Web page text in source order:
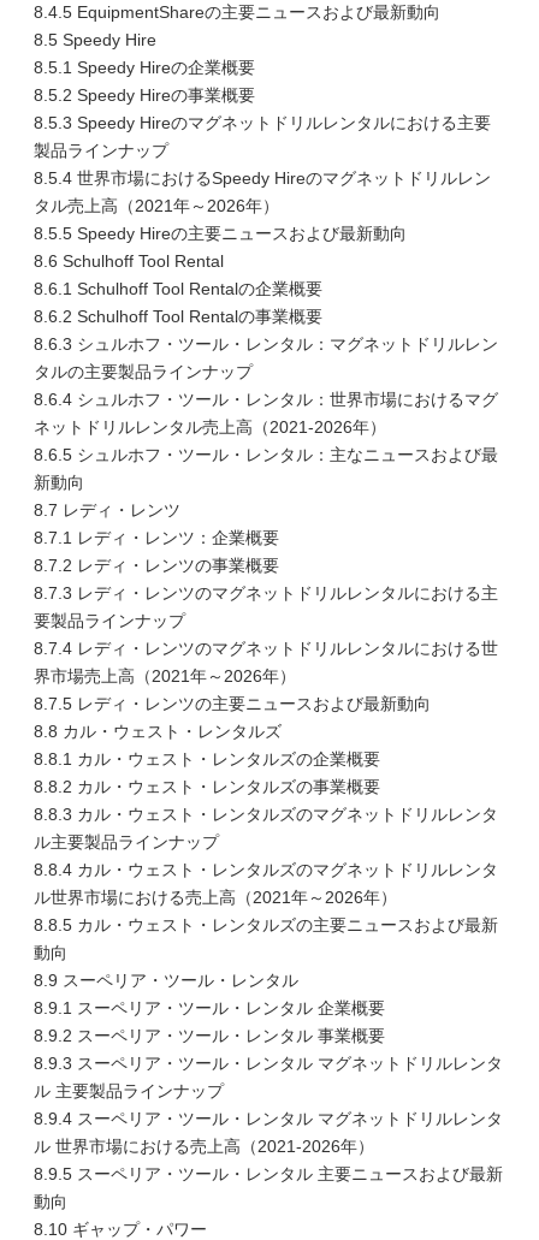
8.4.5 EquipmentShareの主要ニュースおよび最新動向
8.5 Speedy Hire
8.5.1 Speedy Hireの企業概要
8.5.2 Speedy Hireの事業概要
8.5.3 Speedy Hireのマグネットドリルレンタルにおける主要
製品ラインナップ
8.5.4 世界市場におけるSpeedy Hireのマグネットドリルレン
タル売上高（2021年～2026年）
8.5.5 Speedy Hireの主要ニュースおよび最新動向
8.6 Schulhoff Tool Rental
8.6.1 Schulhoff Tool Rentalの企業概要
8.6.2 Schulhoff Tool Rentalの事業概要
8.6.3 シュルホフ・ツール・レンタル：マグネットドリルレン
タルの主要製品ラインナップ
8.6.4 シュルホフ・ツール・レンタル：世界市場におけるマグ
ネットドリルレンタル売上高（2021-2026年）
8.6.5 シュルホフ・ツール・レンタル：主なニュースおよび最
新動向
8.7 レディ・レンツ
8.7.1 レディ・レンツ：企業概要
8.7.2 レディ・レンツの事業概要
8.7.3 レディ・レンツのマグネットドリルレンタルにおける主
要製品ラインナップ
8.7.4 レディ・レンツのマグネットドリルレンタルにおける世
界市場売上高（2021年～2026年）
8.7.5 レディ・レンツの主要ニュースおよび最新動向
8.8 カル・ウェスト・レンタルズ
8.8.1 カル・ウェスト・レンタルズの企業概要
8.8.2 カル・ウェスト・レンタルズの事業概要
8.8.3 カル・ウェスト・レンタルズのマグネットドリルレンタ
ル主要製品ラインナップ
8.8.4 カル・ウェスト・レンタルズのマグネットドリルレンタ
ル世界市場における売上高（2021年～2026年）
8.8.5 カル・ウェスト・レンタルズの主要ニュースおよび最新
動向
8.9 スーペリア・ツール・レンタル
8.9.1 スーペリア・ツール・レンタル 企業概要
8.9.2 スーペリア・ツール・レンタル 事業概要
8.9.3 スーペリア・ツール・レンタル マグネットドリルレンタ
ル 主要製品ラインナップ
8.9.4 スーペリア・ツール・レンタル マグネットドリルレンタ
ル 世界市場における売上高（2021-2026年）
8.9.5 スーペリア・ツール・レンタル 主要ニュースおよび最新
動向
8.10 ギャップ・パワー